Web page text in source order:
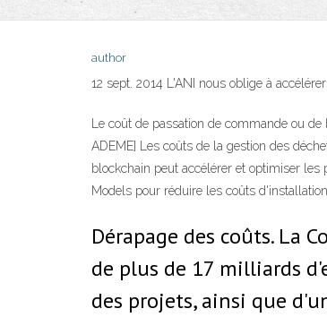
author
12 sept. 2014 L'ANI nous oblige à
Le coût de passation de commande ou
ADEME] Les coûts de la gestion des
blockchain peut accélérer et optimiser les
Models pour réduire les coûts
Dérapage des coûts. La
de plus de 17 milliards
des projets, ainsi que